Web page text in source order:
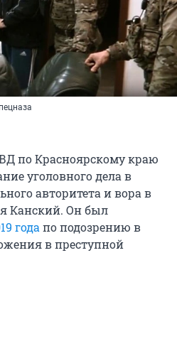
по Красноярскому краю
уголовного дела в
авторитета и вора в
Канский. Он был
годапо подозрению в
в преступной